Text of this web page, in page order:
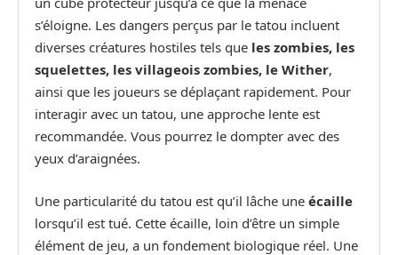
s’éloigne. Les dangers perçus par le tatou incluent
diverses créatures hostiles tels que les zombies, les
squelettes, les villageois zombies, le Wither,
ainsi que les joueurs se déplaçant rapidement. Pour
interagir avec un tatou, une approche lente est
recommandée. Vous pourrez le dompter avec des
yeux d’araignées.
Une particularité du tatou est qu’il lâche une écaille
lorsqu’il est tué. Cette écaille, loin d’être un simple
élément de jeu, a un fondement biologique réel. Une